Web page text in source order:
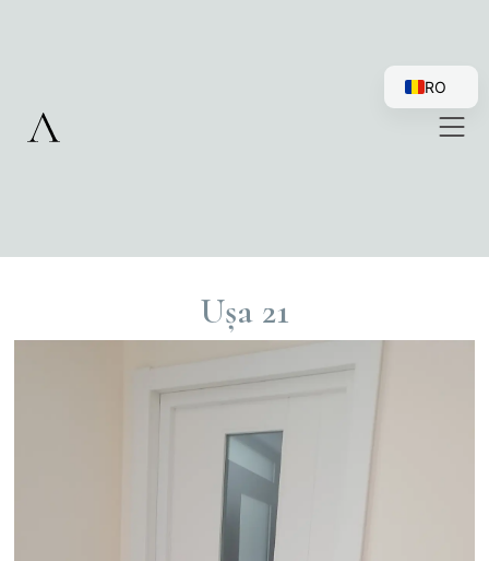
Ușa 21
RO
EN